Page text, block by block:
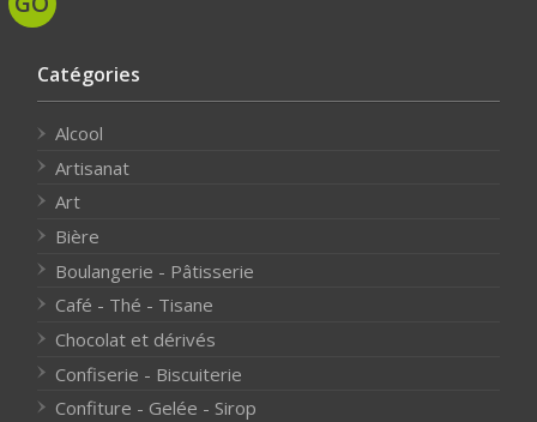
Catégories
Alcool
Artisanat
Art
Bière
Boulangerie - Pâtisserie
Café - Thé - Tisane
Chocolat et dérivés
Confiserie - Biscuiterie
Confiture - Gelée - Sirop